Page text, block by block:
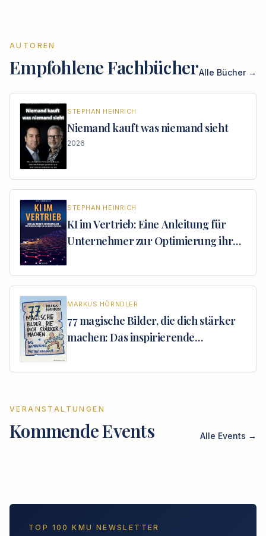
AUTOREN
Empfohlene FachbücherAlle Bücher →
STEPHAN HEINRICH
Niemand kauft was niemand sieht
2026
STEPHAN HEINRICH
KI im Vertrieb: Eine Anleitung für
Unternehmer zur Optimierung ihrer
MARKUS HÖRNDLER
77 magische Bilder, die dich stärker
machen: Das inspirierende
VERANSTALTUNGEN
Kommende Events Alle Events →
TOP 100 KMU NEWSLETTER